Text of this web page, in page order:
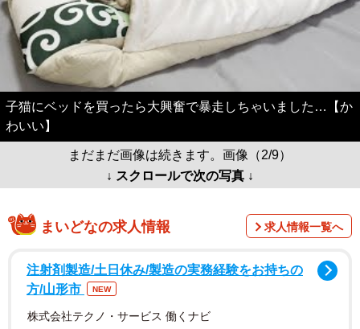
子猫にベッドを買ったら大興奮で暴走しちゃいました…【か
わいい】
まだまだ画像は続きます。画像（2/9）
↓ スクロールで次の写真 ↓
まいどなの求人情報 求人情報一覧へ
注射剤製造/土日休み/製造の実務経験をお持ちの
方/山形市
NEW
株式会社テクノ・サービス 働くナビ